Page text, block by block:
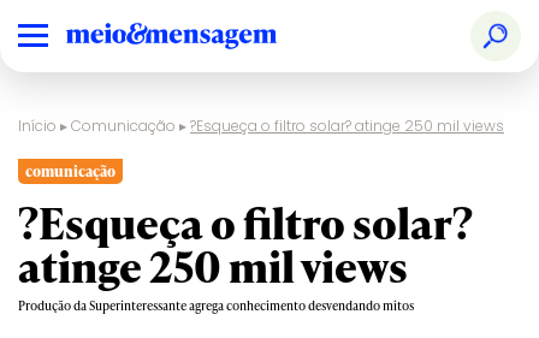
Início ▸Comunicação ▸?Esqueça o filtro solar? atinge 250 mil views
comunicação
?Esqueça o filtro solar?
atinge 250 mil views
Produção da Superinteressante agrega conhecimento desvendando mitos